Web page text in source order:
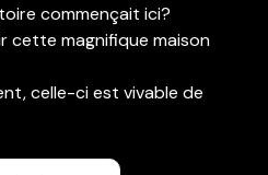
commençait ici?
cette magnifique maison
celle-ci est vivable de